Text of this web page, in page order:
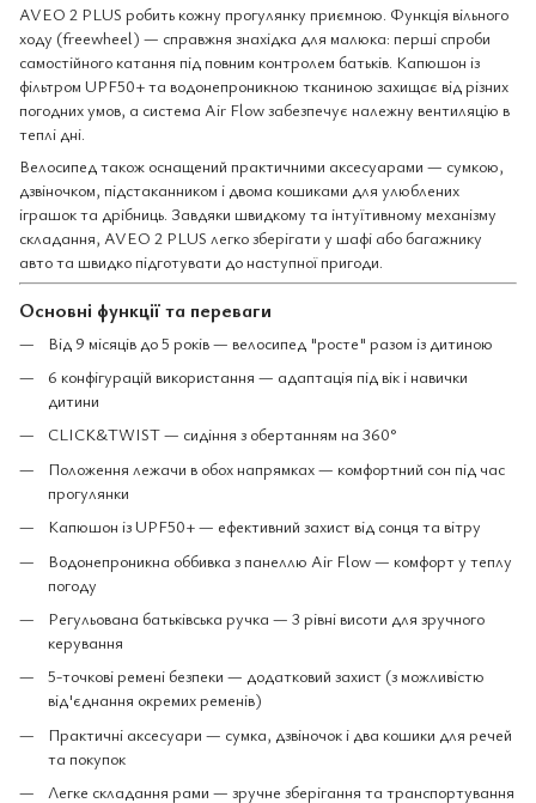
AVEO 2 PLUS робить кожну прогулянку приємною. Функція вільного
ходу (freewheel) — справжня знахідка для малюка: перші спроби
самостійного катання під повним контролем батьків. Капюшон із
фільтром UPF50+ та водонепроникною тканиною захищає від різних
погодних умов, а система Air Flow забезпечує належну вентиляцію в
теплі дні.
Велосипед також оснащений практичними аксесуарами — сумкою,
дзвіночком, підстаканником і двома кошиками для улюблених
іграшок та дрібниць. Завдяки швидкому та інтуїтивному механізму
складання, AVEO 2 PLUS легко зберігати у шафі або багажнику
авто та швидко підготувати до наступної пригоди.
Основні функції та переваги
Від 9 місяців до 5 років — велосипед "росте" разом із дитиною
6 конфігурацій використання — адаптація під вік і навички
дитини
CLICK&TWIST — сидіння з обертанням на 360°
Положення лежачи в обох напрямках — комфортний сон під час
прогулянки
Капюшон із UPF50+ — ефективний захист від сонця та вітру
Водонепроникна оббивка з панеллю Air Flow — комфорт у теплу
погоду
Регульована батьківська ручка — 3 рівні висоти для зручного
керування
5-точкові ремені безпеки — додатковий захист (з можливістю
від'єднання окремих ременів)
Практичні аксесуари — сумка, дзвіночок і два кошики для речей
та покупок
Легке складання рами — зручне зберігання та транспортування